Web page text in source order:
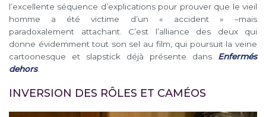
l’excellente séquence d’explications pour prouver que le vieil
homme a été victime d’un « accident » –mais
paradoxalement attachant. C’est l’alliance des deux qui
donne évidemment tout son sel au film, qui poursuit la veine
cartoonesque et slapstick déjà présente dans Enfermés
dehors.
INVERSION DES RÔLES ET CAMÉOS